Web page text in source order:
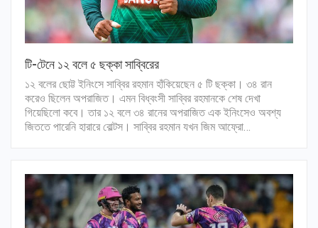
টি-টেনে ১২ বলে ৫ ছক্কা সাব্বিরের
১২ বলের ছোট্ট ইনিংসে সাব্বির রহমান হাঁকিয়েছেন ৫ টি ছক্কা। ৩৪ রান
করেও ছিলেন অপরাজিত। এমন বিধ্বংসী সাব্বির রহমানকে শেষ দেখা
গিয়েছিলো কবে। তার ১২ বলে ৩৪ রানের অপরাজিত এক ইনিংসেও অবশ্য
জিততে পারেনি হারারে বোল্টস। সাব্বির রহমান যখন জিম আফ্রো…